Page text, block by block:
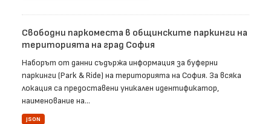
Свободни паркоместа в общинските паркинги на
територията на град София
Наборът от данни съдържа информация за буферни
паркинги (Park & Ride) на територията на София. За всяка
локация са предоставени уникален идентификатор,
наименование на...
JSON